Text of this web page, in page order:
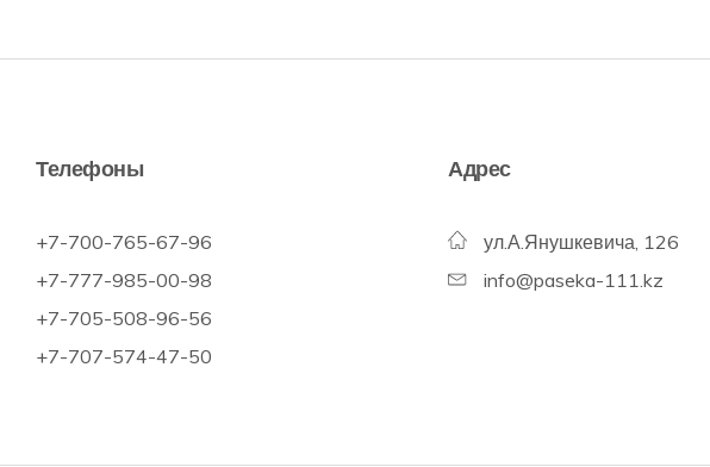
Телефоны
+7-700-765-67-96
+7-777-985-00-98
+7-705-508-96-56
+7-707-574-47-50
Адрес
ул.А.Янушкевича, 126
info@paseka-111.kz